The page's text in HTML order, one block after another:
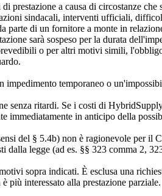
a causa di circostanze
sindacali, interventi ufficiali,
di un fornitore a monte in
sarà sospeso per la durata
o per altri motivi simili,
temporaneo o
senza ritardi. Se i costi di
in anticipo della
del § 5.4b) non è ragionevole per
dalla legge (ad es. §§ 323 comma 2,
sopra indicati. È esclusa una
più interessato alla prestazione parziale.